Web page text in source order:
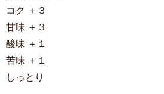
コク ＋３
甘味 ＋３
酸味 ＋１
苦味 ＋１
しっとり